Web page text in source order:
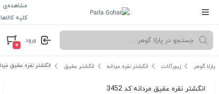
مشاهده‌ی
کلیه کالاها
ورود
۰
پارلا گوهر زیورآلات انگشتر نقره مردانه انگشتر عقیق انگشتر نقره عقیق مردانه
انگشتر نقره عقیق مردانه کد 3452